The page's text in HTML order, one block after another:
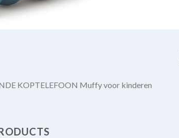
KOPTELEFOON Muffy voor kinderen